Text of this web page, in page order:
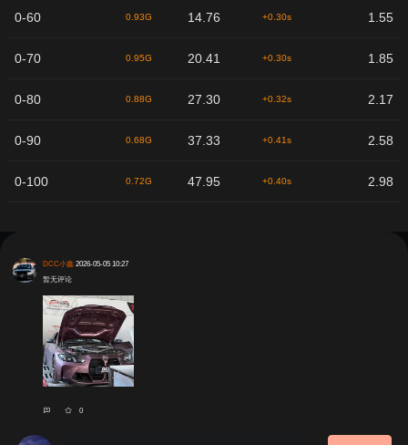
0-60 0.93G 14.76 +0.30s 1.55
0-70 0.95G 20.41 +0.30s 1.85
0-80 0.88G 27.30 +0.32s 2.17
0-90 0.68G 37.33 +0.41s 2.58
0-100 0.72G 47.95 +0.40s 2.98
DCC小鑫 2026-05-05 10:27
暂无评论
0